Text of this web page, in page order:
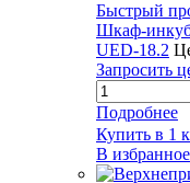
Быстрый
Шкаф-
UED-18.2
Запросить
Подробнее
Купить в 1
В избранное